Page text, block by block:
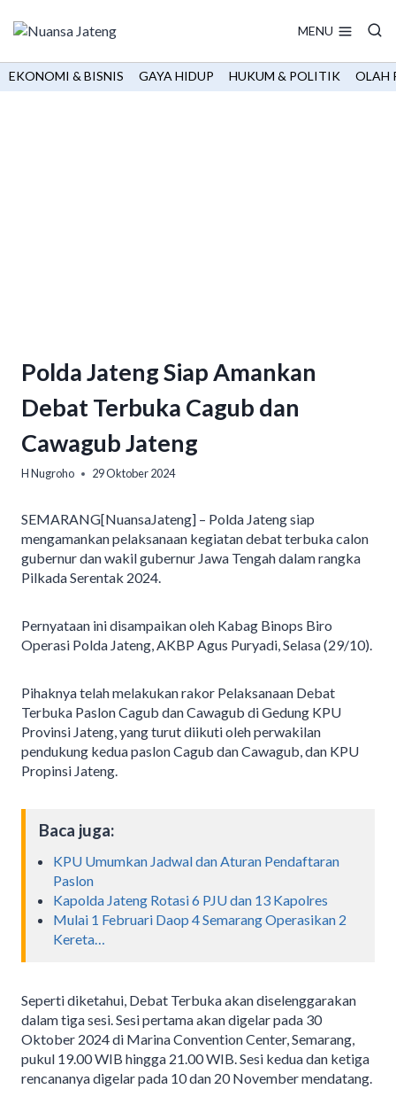
MENU
EKONOMI & BISNIS GAYA HIDUP HUKUM & POLITIK OLAH
Polda Jateng Siap Amankan
Debat Terbuka Cagub dan
Cawagub Jateng
H Nugroho 29 Oktober 2024
SEMARANG[NuansaJateng] – Polda Jateng siap
mengamankan pelaksanaan kegiatan debat terbuka calon
gubernur dan wakil gubernur Jawa Tengah dalam rangka
Pilkada Serentak 2024.
Pernyataan ini disampaikan oleh Kabag Binops Biro
Operasi Polda Jateng, AKBP Agus Puryadi, Selasa (29/10).
Pihaknya telah melakukan rakor Pelaksanaan Debat
Terbuka Paslon Cagub dan Cawagub di Gedung KPU
Provinsi Jateng, yang turut diikuti oleh perwakilan
pendukung kedua paslon Cagub dan Cawagub, dan KPU
Propinsi Jateng.
Baca juga:
KPU Umumkan Jadwal dan Aturan Pendaftaran
Paslon
Kapolda Jateng Rotasi 6 PJU dan 13 Kapolres
Mulai 1 Februari Daop 4 Semarang Operasikan 2
Kereta…
Seperti diketahui, Debat Terbuka akan diselenggarakan
dalam tiga sesi. Sesi pertama akan digelar pada 30
Oktober 2024 di Marina Convention Center, Semarang,
pukul 19.00 WIB hingga 21.00 WIB. Sesi kedua dan ketiga
rencananya digelar pada 10 dan 20 November mendatang.